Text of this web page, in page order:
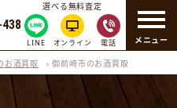
メニュー
選べる無料査定
LINE オンライン 電話
お酒買取 ›御前崎市のお酒買取